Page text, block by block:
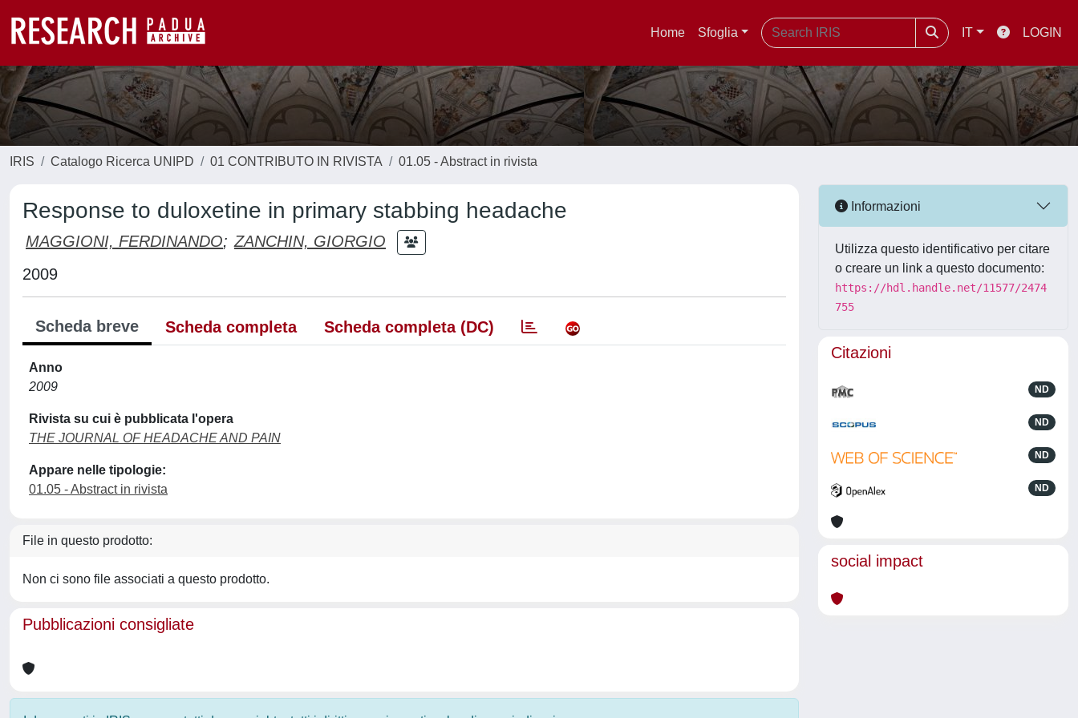
Home Sfoglia IT LOGIN
IRIS Catalogo Ricerca UNIPD 01 CONTRIBUTO IN RIVISTA 01.05 - Abstract in rivista
Response to duloxetine in primary stabbing headache
MAGGIONI, FERDINANDO; ZANCHIN, GIORGIO
2009
Scheda breve Scheda completa Scheda completa (DC)
Anno
2009
Rivista su cui è pubblicata l'opera
THE JOURNAL OF HEADACHE AND PAIN
Appare nelle tipologie:
01.05 - Abstract in rivista
File in questo prodotto:
Non ci sono file associati a questo prodotto.
Pubblicazioni consigliate
Informazioni
Utilizza questo identificativo per citare
o creare un link a questo documento:
https://hdl.handle.net/11577/2474
755
Citazioni
ND
ND
ND
ND
social impact